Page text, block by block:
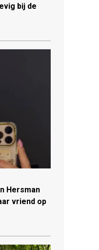
bij de
Hersman
vriend op